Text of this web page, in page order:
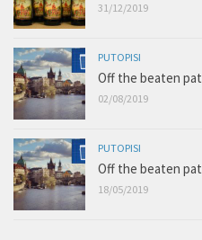
31/12/2019
PUTOPISI
Off the beaten
02/08/2019
PUTOPISI
Off the beaten
18/05/2019